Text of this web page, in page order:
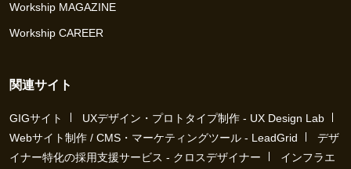
Workship MAGAZINE
Workship CAREER
関連サイト
GIGサイト
UXデザイン・プロトタイプ制作 - UX Design Lab
Webサイト制作 / CMS・マーケティングツール - LeadGrid
デザ
イナー特化の採用支援サービス - クロスデザイナー
インフラエ